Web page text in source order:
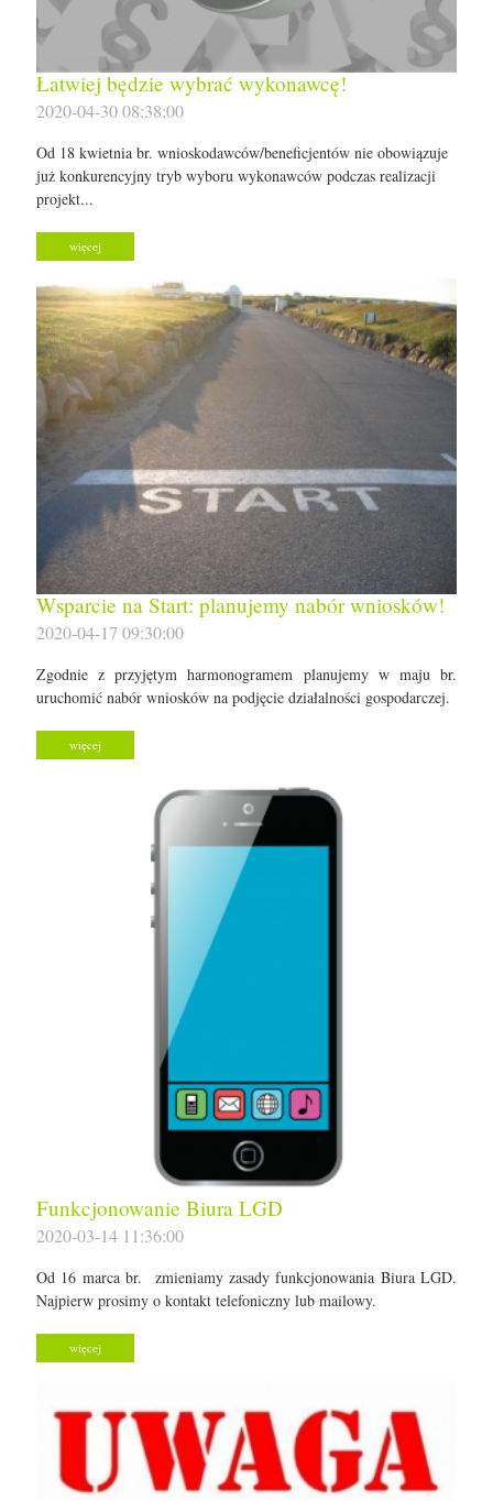
Łatwiej będzie wybrać wykonawcę!
2020-04-30 08:38:00
Od 18 kwietnia br. wnioskodawców/beneficjentów nie obowiązuje
już konkurencyjny tryb wyboru wykonawców podczas realizacji
projekt...
więcej
Wsparcie na Start: planujemy nabór wniosków!
2020-04-17 09:30:00
Zgodnie z przyjętym harmonogramem planujemy w maju br.
uruchomić nabór wniosków na podjęcie działalności gospodarczej.
więcej
Funkcjonowanie Biura LGD
2020-03-14 11:36:00
Od 16 marca br. zmieniamy zasady funkcjonowania Biura LGD.
Najpierw prosimy o kontakt telefoniczny lub mailowy.
więcej